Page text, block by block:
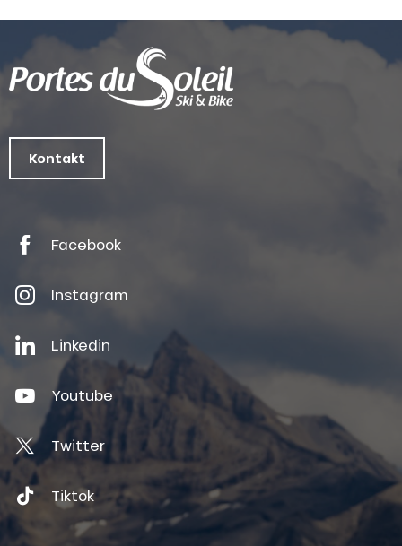
Kontakt
Facebook
Instagram
Linkedin
Youtube
Twitter
Tiktok